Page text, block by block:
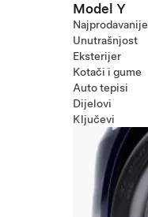
Model Y
Najprodavanije
Unutrašnjost
Eksterijer
Kotači i gume
Auto tepisi
Dijelovi
Ključevi